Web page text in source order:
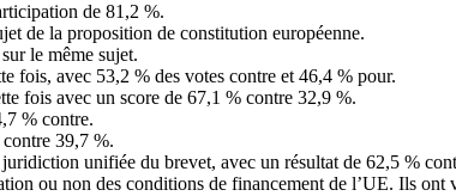
de 81,2 %.
de la proposition de constitution européenne.
le même sujet.
fois, avec 53,2 % des votes contre et 46,4 % pour.
fois avec un score de 67,1 % contre 32,9 %.
% contre.
39,7 %.
unifiée du brevet, avec un résultat de 62,5 %
ou non des conditions de financement de l’UE. Ils